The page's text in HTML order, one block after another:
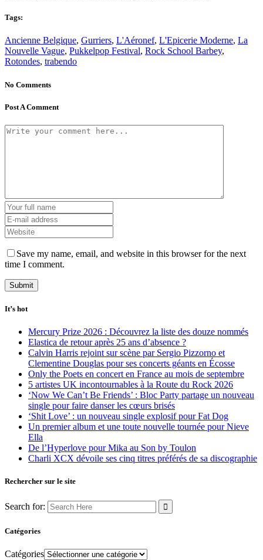
Tags:
Ancienne Belgique, Gurriers, L'Aéronef, L'Epicerie Moderne, La
Nouvelle Vague, Pukkelpop Festival, Rock School Barbey,
Rotondes, trabendo
No Comments
Post A Comment
Save my name, email, and website in this browser for the next
time I comment.
It’s hot
Mercury Prize 2026 : Découvrez la liste des douze nommés
Elastica de retour après 25 ans d’absence ?
Calvin Harris rejoint sur scène par Sergio Pizzorno et
Clementine Douglas pour ses concerts géants en Écosse
Only the Poets en concert en France au mois de septembre
5 artistes UK incontournables à la Route du Rock 2026
‘Now We Can’t Be Friends’ : Bloc Party partage un nouveau
single pour faire danser les cœurs brisés
‘Shit Love’ : un nouveau single explosif pour Fat Dog
Un premier album et une toute nouvelle tournée pour Nieve
Ella
De l’Hyperlove pour Mika au Son by Toulon
Charli XCX dévoile ses cinq titres préférés de sa discographie
Rechercher sur le site
Search for:
Catégories
Catégories